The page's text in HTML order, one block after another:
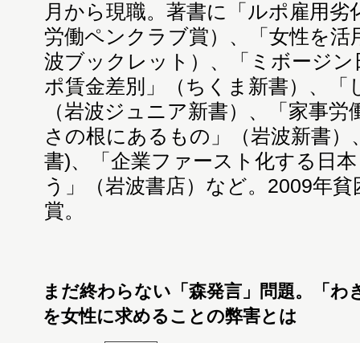
月から現職。著書に「ルポ雇用
労働ペンクラブ賞）、「女性を
波ブックレット）、「ミボージ
ポ賃金差別」（ちくま新書）、
（岩波ジュニア新書）、「家事
さの根にあるもの」（岩波新書）
書)、「企業ファースト化する日
う」（岩波書店）など。2009年
賞。
まだ終わらない「森発言」問題。「わ
を女性に求めることの弊害とは